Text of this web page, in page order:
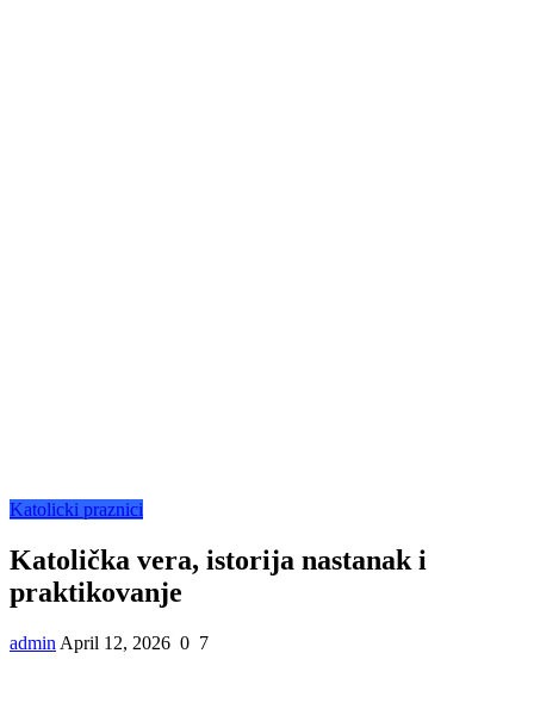
Katolicki praznici
Katolička vera, istorija nastanak i
praktikovanje
admin April 12, 2026 0 7